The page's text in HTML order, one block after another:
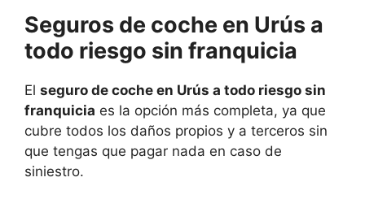
Seguros de coche en Urús a
todo riesgo sin franquicia
El seguro de coche en Urús a todo riesgo sin
franquicia es la opción más completa, ya que
cubre todos los daños propios y a terceros sin
que tengas que pagar nada en caso de
siniestro.